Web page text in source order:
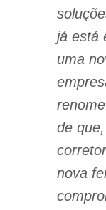
já está
uma
de
nova